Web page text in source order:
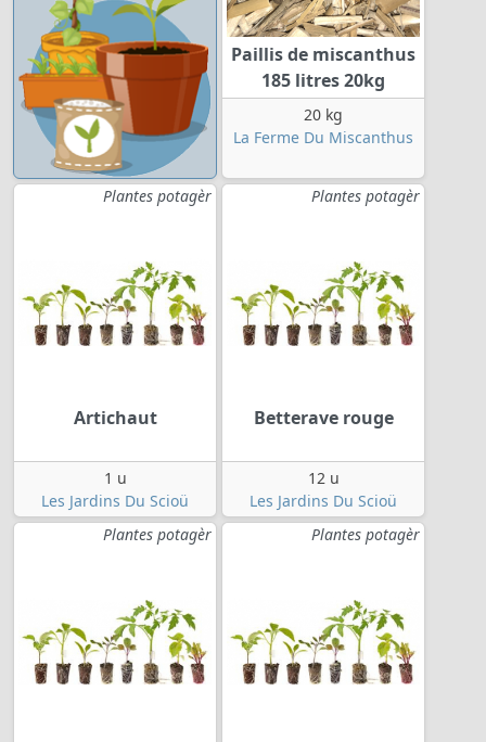
Paillis de miscanthus
185 litres 20kg
20 kg
La Ferme Du Miscanthus
Plantes potagèr
Artichaut
1 u
Les Jardins Du Scioü
Plantes potagèr
Betterave rouge
12 u
Les Jardins Du Scioü
Plantes potagèr
Plantes potagèr